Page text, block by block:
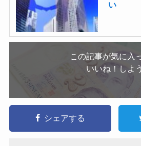
い
この記事が気に入
いいね！しよう
シェアする